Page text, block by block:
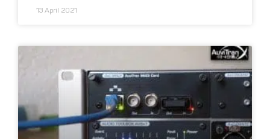
13 April 2021